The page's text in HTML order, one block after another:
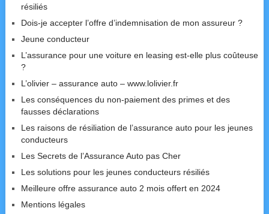
résiliés
Dois-je accepter l’offre d’indemnisation de mon assureur ?
Jeune conducteur
L’assurance pour une voiture en leasing est-elle plus coûteuse
?
L’olivier – assurance auto – www.lolivier.fr
Les conséquences du non-paiement des primes et des
fausses déclarations
Les raisons de résiliation de l’assurance auto pour les jeunes
conducteurs
Les Secrets de l’Assurance Auto pas Cher
Les solutions pour les jeunes conducteurs résiliés
Meilleure offre assurance auto 2 mois offert en 2024
Mentions légales